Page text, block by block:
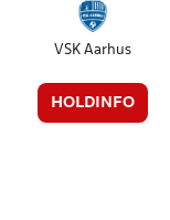
VSK Aarhus
HOLDINFO